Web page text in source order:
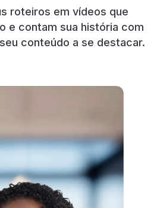
roteiros em vídeos que
e contam sua história com
conteúdo a se destacar.